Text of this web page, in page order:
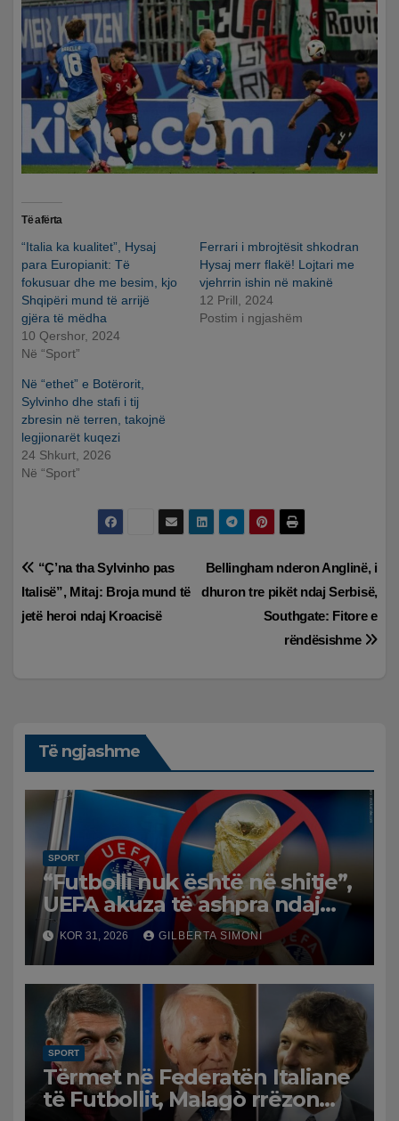
Të afërta
“Italia ka kualitet”, Hysaj
para Europianit: Të
fokusuar dhe me besim, kjo
Shqipëri mund të arrijë
gjëra të mëdha
10 Qershor, 2024
Në “Sport”
Ferrari i mbrojtësit shkodran
Hysaj merr flakë! Lojtari me
vjehrrin ishin në makinë
12 Prill, 2024
Postim i ngjashëm
Në “ethet” e Botërorit,
Sylvinho dhe stafi i tij
zbresin në terren, takojnë
legjionarët kuqezi
24 Shkurt, 2026
Në “Sport”
Lëvizje
te
Bellingham nderon Anglinë, i
dhuron tre pikët ndaj Serbisë,
Southgate: Fitore e
rëndësishme
“Ç’na tha Sylvinho pas
Italisë”, Mitaj: Broja mund të
jetë heroi ndaj Kroacisë
Të ngjashme
SPORT
“Futbolli nuk është në shitje”,
UEFA akuza të ashpra ndaj
Infantinos: Bojkot, nëse nuk
ka reflektim
KOR 31, 2026 GILBERTA SIMONI
SPORT
Tërmet në Federatën Italiane
të Futbollit, Malagò rrëzon